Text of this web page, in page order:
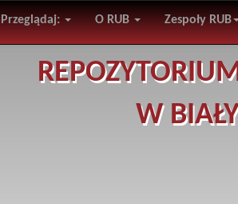
Przeglądaj: O RUB Zespoły RUB
W